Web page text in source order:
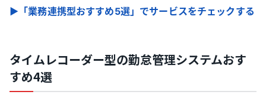
▶「業務連携型おすすめ5選」でサービスをチェックする
タイムレコーダー型の勤怠管理システムおす
すめ4選